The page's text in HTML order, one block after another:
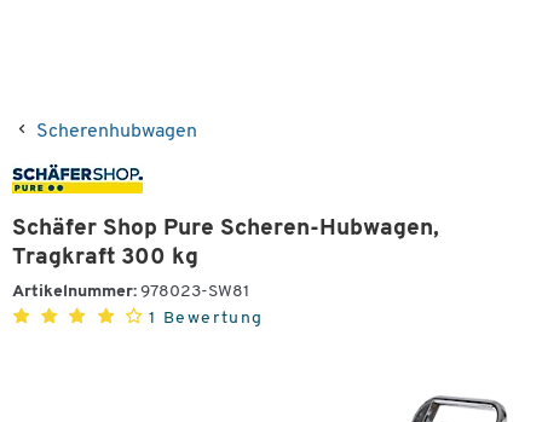
Scherenhubwagen
Schäfer Shop Pure Scheren-Hubwagen,
Tragkraft 300 kg
Artikelnummer: 978023-SW81
1 Bewertung